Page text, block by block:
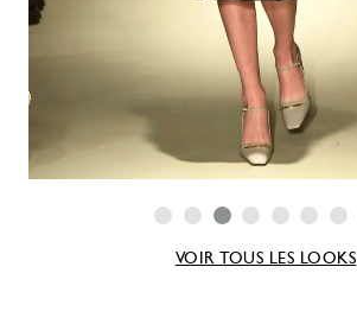
VOIR TOUS LES LOOKS